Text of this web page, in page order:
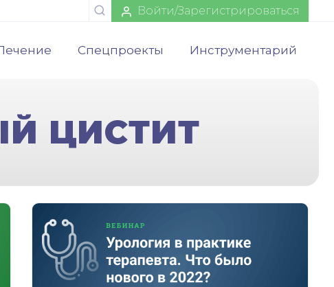
Войти/Зарегистрироваться
Спецпроекты Инструментарий
ЦИСТИТ